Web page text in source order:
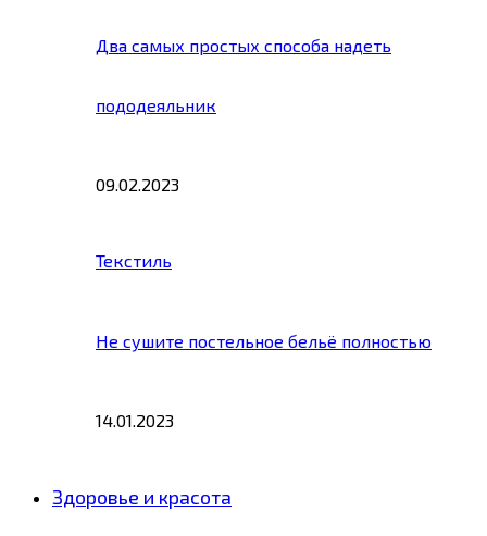
Два самых простых способа надеть
пододеяльник
09.02.2023
Текстиль
Не сушите постельное бельё полностью
14.01.2023
Здоровье и красота